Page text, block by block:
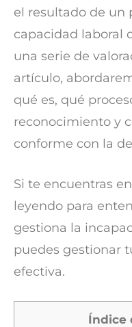
el resultado de un
capacidad laboral
una serie de
artículo,
qué es, qué
reconocimiento y
conforme con la
Si te encuentras
leyendo para
gestiona la
puedes gestionar
efectiva.
Índice